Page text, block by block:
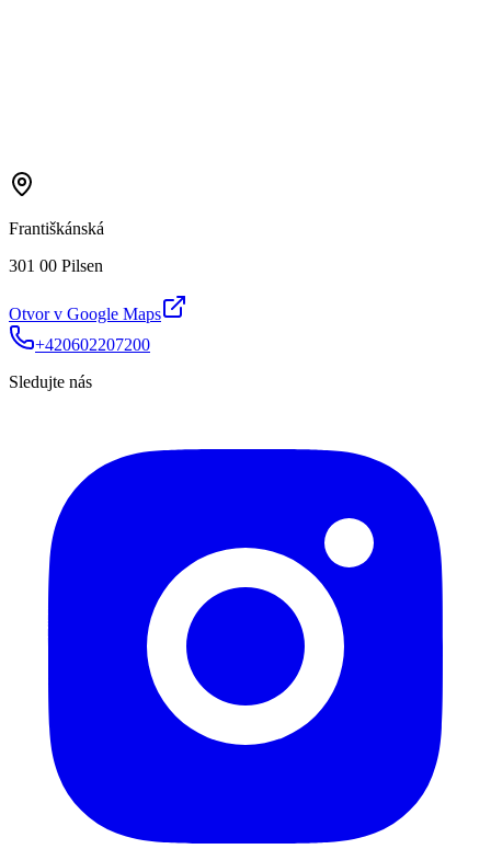
Františkánská
301 00 Pilsen
Otvor v Google Maps
+420602207200
Sledujte nás